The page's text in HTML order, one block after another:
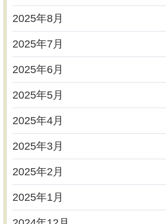
2025年8月
2025年7月
2025年6月
2025年5月
2025年4月
2025年3月
2025年2月
2025年1月